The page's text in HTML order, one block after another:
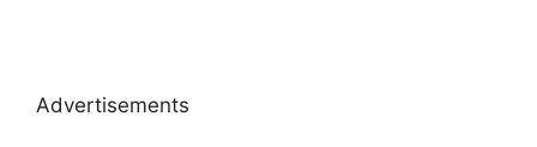
Advertisements